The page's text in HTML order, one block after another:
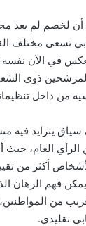
لخصم لم يعد
تسعى مختلف
في الآن نفسه
ذوي
من داخل
سياق يتزايد
العام، حيث
أكثر من
يمكن فهم
من المواطنين،
تقليدي.